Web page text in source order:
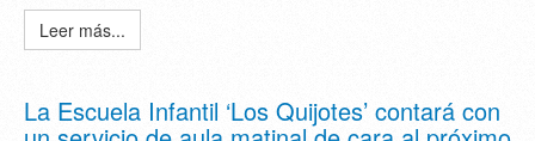
Leer más...
La Escuela Infantil ‘Los Quijotes’ contará con